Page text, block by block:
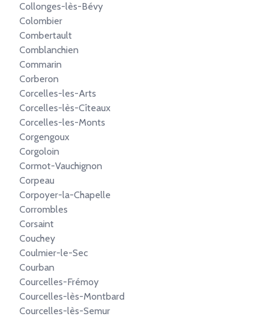
Collonges-lès-Bévy
Colombier
Combertault
Comblanchien
Commarin
Corberon
Corcelles-les-Arts
Corcelles-lès-Cîteaux
Corcelles-les-Monts
Corgengoux
Corgoloin
Cormot-Vauchignon
Corpeau
Corpoyer-la-Chapelle
Corrombles
Corsaint
Couchey
Coulmier-le-Sec
Courban
Courcelles-Frémoy
Courcelles-lès-Montbard
Courcelles-lès-Semur